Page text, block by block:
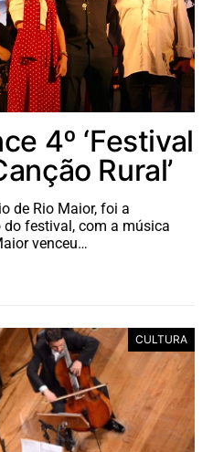
4º ‘Festival
Rural’
de Rio Maior, foi a
festival, com a música
venceu…
CULTURA